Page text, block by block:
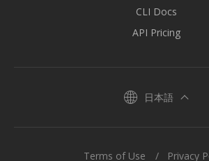
CLI Docs
API Pricing
日本語
Terms of Use Privacy